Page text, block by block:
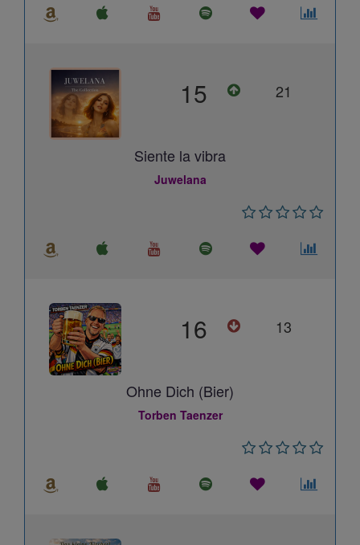
15 21
Siente la vibra
Juwelana
16 13
Ohne Dich (Bier)
Torben Taenzer